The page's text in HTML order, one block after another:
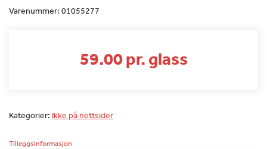
Varenummer: 01055277
59.00 pr. glass
Kategorier: Ikke på nettsider
Tilleggsinformasjon